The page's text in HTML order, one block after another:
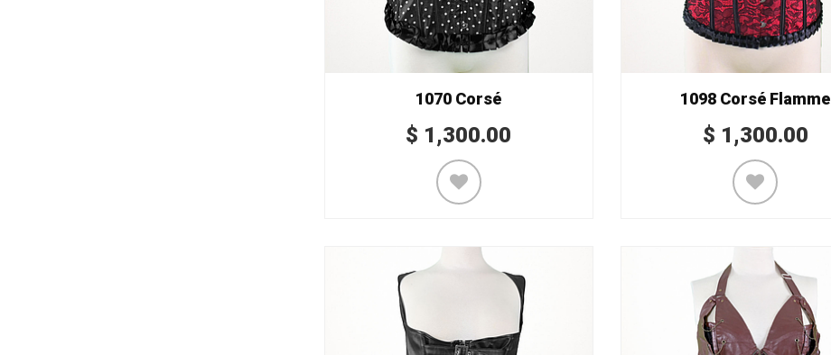
1070 Corsé
$ 1,300.00
1098 Corsé Flamme
$ 1,300.00